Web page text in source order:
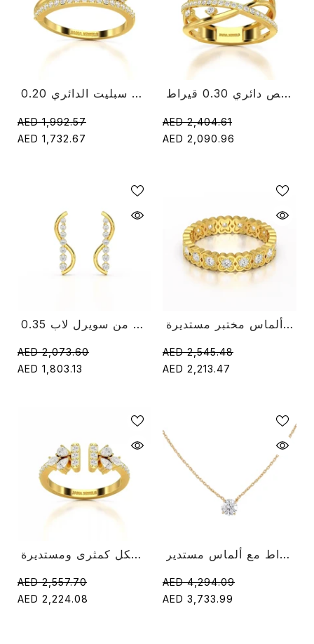
0.20 قيراط قطع مستديرة الماس سبليت الدائري
AED 1,992.57
AED 1,732.67
خاتم كروس من الماس بقص دائري 0.30 قيراط
AED 2,404.61
AED 2,090.96
0.35 قيراط حلق ألماس دائري من سويرل لاب
AED 2,073.60
AED 1,803.13
خاتم الخلود على شكل زهرة 0.65 قيراط مع قطع ألماس مختبر مستديرة
AED 2,545.48
AED 2,213.47
خاتم مفتوح من الماس بوزن 0.5 قيراط مع قطع ألماس على شكل كمثرى ومستديرة
AED 2,557.70
AED 2,224.08
قلادة سلسلة مستطيلة من الألماس عيار 0.50 قيراط مع ألماس مستدير
AED 4,294.09
AED 3,733.99